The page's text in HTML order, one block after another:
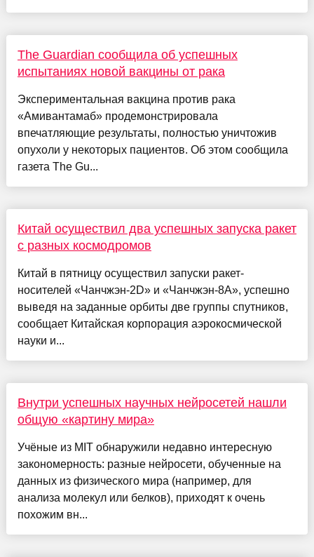
The Guardian сообщила об успешных
испытаниях новой вакцины от рака
Экспериментальная вакцина против рака
«Амивантамаб» продемонстрировала
впечатляющие результаты, полностью уничтожив
опухоли у некоторых пациентов. Об этом сообщила
газета The Gu...
Китай осуществил два успешных запуска ракет
с разных космодромов
Китай в пятницу осуществил запуски ракет-
носителей «Чанчжэн-2D» и «Чанчжэн-8А», успешно
выведя на заданные орбиты две группы спутников,
сообщает Китайская корпорация аэрокосмической
науки и...
Внутри успешных научных нейросетей нашли
общую «картину мира»
Учёные из MIT обнаружили недавно интересную
закономерность: разные нейросети, обученные на
данных из физического мира (например, для
анализа молекул или белков), приходят к очень
похожим вн...